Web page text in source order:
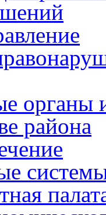
органы
района